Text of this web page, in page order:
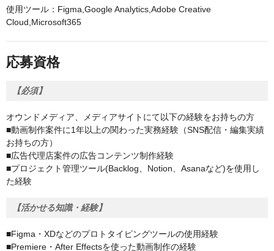
使用ツール：Figma,Google Analytics,Adobe Creative
Cloud,Microsoft365
応募資格
【必須】
オウンドメディア、メディアサイトにて以下の経験をお持ちの方
■動画制作案件に1年以上の関わった実務経験（SNS配信・編集実績
お持ちの方）
■広告代理店案件の広告コンテンツ制作経験
■プロジェクト管理ツール(Backlog、Notion、Asanaなど)を使用し
た経験
【活かせる知識・経験】
■Figma・XDなどのプロトタイピングツールの使用経験
■Premiere・After Effectsを使った動画制作の経験